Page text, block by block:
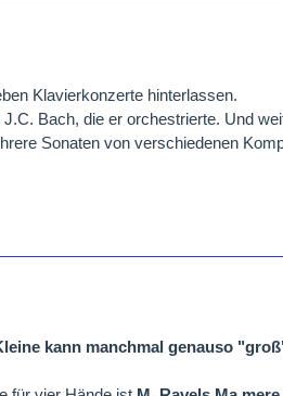
Klavierkonzerte hinterlassen.
Bach, die er orchestrierte. Und
Sonaten von verschiedenen
kann manchmal genauso